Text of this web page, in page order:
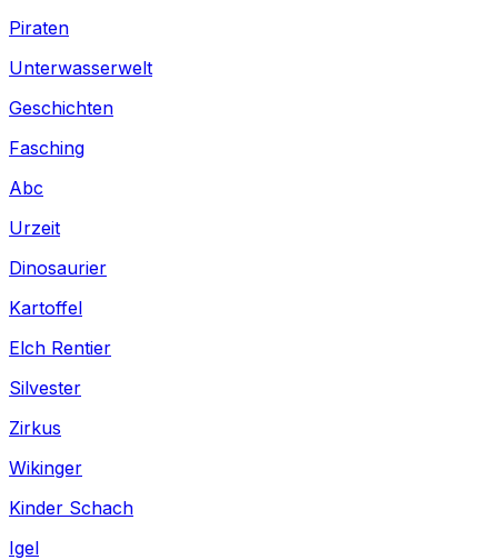
Piraten
Unterwasserwelt
Geschichten
Fasching
Abc
Urzeit
Dinosaurier
Kartoffel
Elch Rentier
Silvester
Zirkus
Wikinger
Kinder Schach
Igel